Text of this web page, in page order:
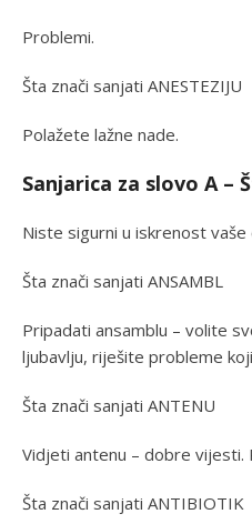
Problemi.
Šta znači sanjati ANESTEZIJU
Polažete lažne nade.
Sanjarica za slovo A –
Niste sigurni u iskrenost
Šta znači sanjati ANSAMBL
Pripadati ansamblu – volite
ljubavlju, riješite probleme
Šta znači sanjati ANTENU
Vidjeti antenu – dobre vijesti.
Šta znači sanjati ANTIBIOTIK